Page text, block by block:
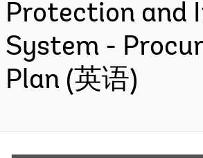
Protection and
System -
Plan (英语)